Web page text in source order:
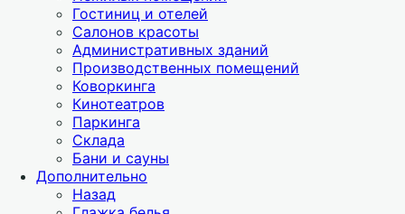
Гостиниц и отелей
Салонов красоты
Административных зданий
Производственных помещений
Коворкинга
Кинотеатров
Паркинга
Склада
Бани и сауны
Дополнительно
Назад